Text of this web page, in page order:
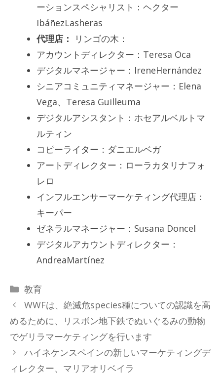
ーションスペシャリスト：ヘクター
IbáñezLasheras
代理店：
リンゴの木：
アカウントディレクター：Teresa Oca
デジタルマネージャー：IreneHernández
シニアコミュニティマネージャー：Elena
Vega、Teresa Guilleuma
デジタルアシスタント：ホセアルベルトマ
ルティン
コピーライター：ダニエルベガ
アートディレクター：ローラカタリナフォ
レロ
インフルエンサーマーケティング代理店：
キーパー
ゼネラルマネージャー：Susana Doncel
デジタルアカウントディレクター：
AndreaMartínez
カ
テ
リ
ー
教育
WWFは、絶滅危species種についての認識を高
めるために、リスボン地下鉄でぬいぐるみの動物
でゲリラマーケティングを行います
ハイネケンスペインの新しいマーケティングデ
ィレクター、マリアオリベイラ